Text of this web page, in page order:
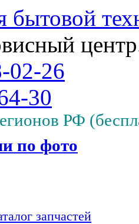
бытовой
02-26
30
РФ
по фото
запчастей